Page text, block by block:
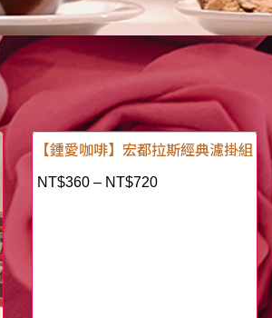
【鍾愛咖啡】宏都拉斯經典濾掛組
NT$360 – NT$720